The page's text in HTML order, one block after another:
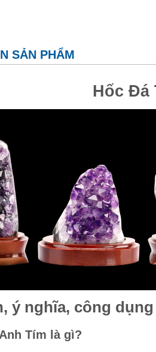
SẢN PHẨM
Hốc Đá
ý nghĩa, công
Tím là gì?